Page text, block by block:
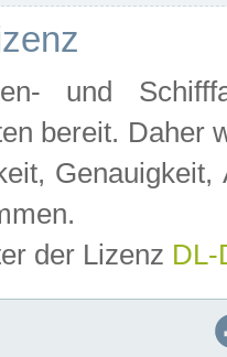
und
bereit. Daher
der Lizenz